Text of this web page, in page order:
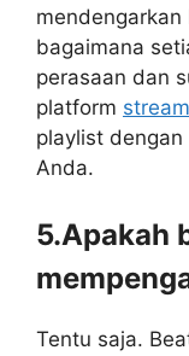
bagaimana
perasaan dan
platform
playlist
Anda.
5.Apakah
Tentu saja.